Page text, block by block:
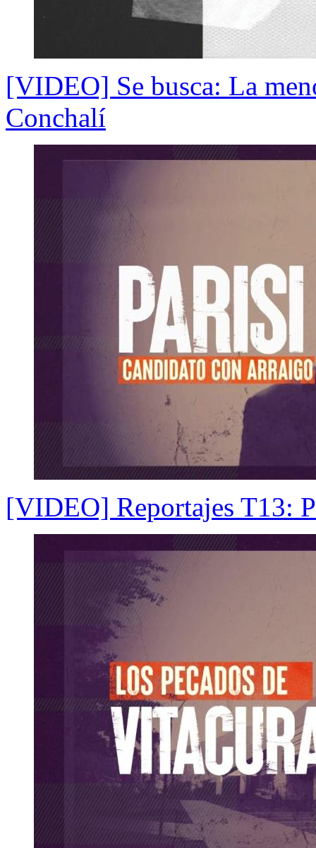
[VIDEO] Se busca: La
Conchalí
[VIDEO] Reportajes T13: